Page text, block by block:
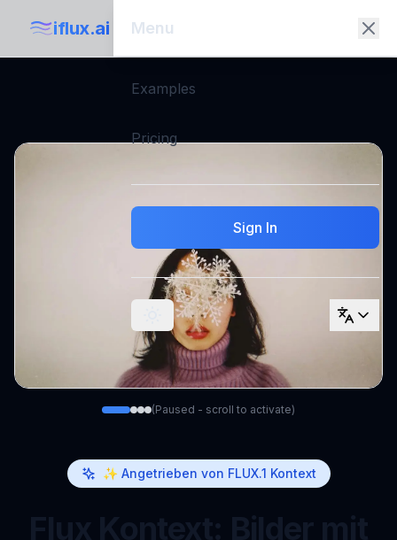
iflux.ai Menu
Examples
Pricing
Sign In
Toggle theme
✨ Angetrieben von FLUX.1 Kontext
(Paused - scroll to activate)